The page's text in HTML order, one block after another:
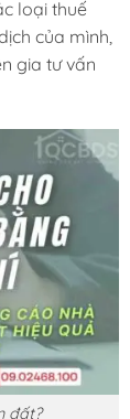
loại thuế
của mình,
gia tư vấn
đất?